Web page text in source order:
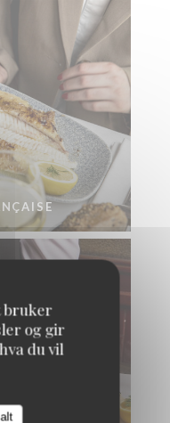
bruker
og gir
du vil